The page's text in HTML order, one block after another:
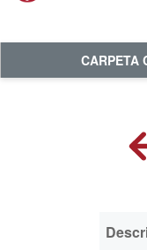
CARPETA